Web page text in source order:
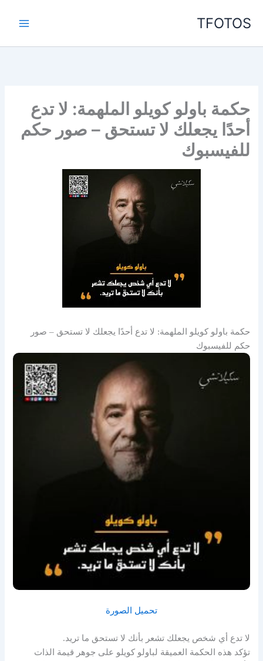
TFOTOS
حكمة باولو كويلو الملهمة: لا تدع
أحدًا يجعلك لا تستحق – صور حكم
للفيسبوك
حكمة باولو كويلو الملهمة: لا تدع أحدًا يجعلك لا تستحق – صور
حكم للفيسبوك
تحميل الصورة
لا تدع أي شخص يجعلك تشعر بأنك لا تستحق ما تريد.
تؤكد هذه الحكمة العميقة لباولو كويلو على جوهر قيمة الذات